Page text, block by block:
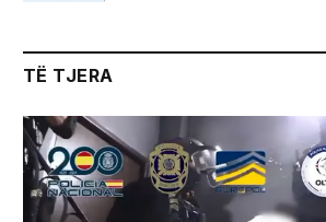
TË TJERA